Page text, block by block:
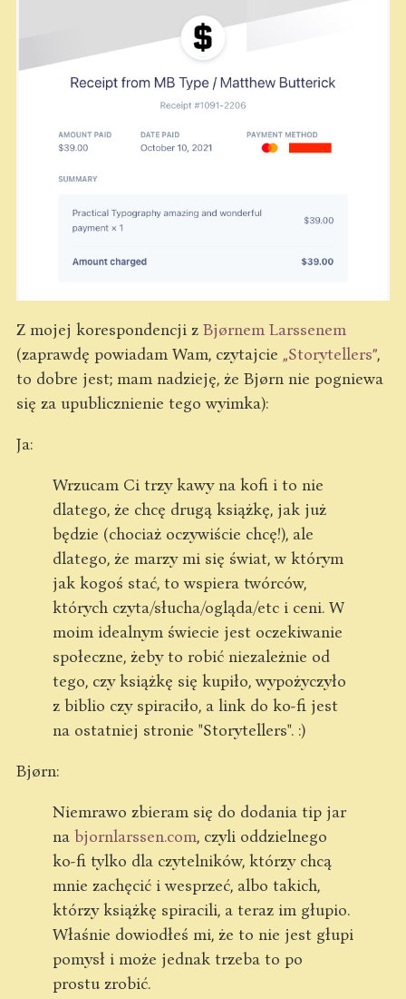
Z mojej korespondencji z Bjørnem Larssenem
(zaprawdę powiadam Wam, czytajcie „Storytellers”,
to dobre jest; mam nadzieję, że Bjørn nie pogniewa
się za upublicznienie tego wyimka):
Ja:
Wrzucam Ci trzy kawy na kofi i to nie
dlatego, że chcę drugą książkę, jak już
będzie (chociaż oczywiście chcę!), ale
dlatego, że marzy mi się świat, w którym
jak kogoś stać, to wspiera twórców,
których czyta/słucha/ogląda/etc i ceni. W
moim idealnym świecie jest oczekiwanie
społeczne, żeby to robić niezależnie od
tego, czy książkę się kupiło, wypożyczyło
z biblio czy spiraciło, a link do ko-fi jest
na ostatniej stronie "Storytellers". :)
Bjørn:
Niemrawo zbieram się do dodania tip jar
na bjornlarssen.com, czyli oddzielnego
ko-fi tylko dla czytelników, którzy chcą
mnie zachęcić i wesprzeć, albo takich,
którzy książkę spiracili, a teraz im głupio.
Właśnie dowiodłeś mi, że to nie jest głupi
pomysł i może jednak trzeba to po
prostu zrobić.